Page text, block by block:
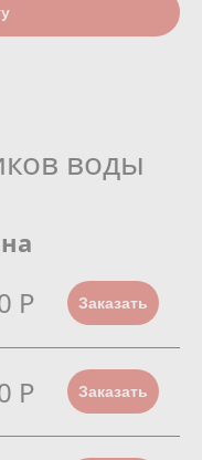
воды
Р Заказать
Р Заказать